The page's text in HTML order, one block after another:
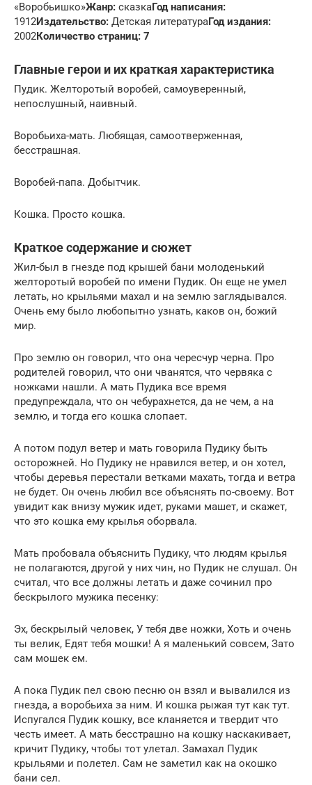
«Воробьишко»Жанр: сказкаГод написания:
1912Издательство: Детская литератураГод издания:
2002Количество страниц: 7
Главные герои и их краткая характеристика
Пудик. Желторотый воробей, самоуверенный,
непослушный, наивный.
Воробьиха-мать. Любящая, самоотверженная,
бесстрашная.
Воробей-папа. Добытчик.
Кошка. Просто кошка.
Краткое содержание и сюжет
Жил-был в гнезде под крышей бани молоденький
желторотый воробей по имени Пудик. Он еще не умел
летать, но крыльями махал и на землю заглядывался.
Очень ему было любопытно узнать, каков он, божий
мир.
Про землю он говорил, что она чересчур черна. Про
родителей говорил, что они чванятся, что червяка с
ножками нашли. А мать Пудика все время
предупреждала, что он чебурахнется, да не чем, а на
землю, и тогда его кошка слопает.
А потом подул ветер и мать говорила Пудику быть
осторожней. Но Пудику не нравился ветер, и он хотел,
чтобы деревья перестали ветками махать, тогда и ветра
не будет. Он очень любил все объяснять по-своему. Вот
увидит как внизу мужик идет, руками машет, и скажет,
что это кошка ему крылья оборвала.
Мать пробовала объяснить Пудику, что людям крылья
не полагаются, другой у них чин, но Пудик не слушал. Он
считал, что все должны летать и даже сочинил про
бескрылого мужика песенку:
Эх, бескрылый человек, У тебя две ножки, Хоть и очень
ты велик, Едят тебя мошки! А я маленький совсем, Зато
сам мошек ем.
А пока Пудик пел свою песню он взял и вывалился из
гнезда, а воробьиха за ним. И кошка рыжая тут как тут.
Испугался Пудик кошку, все кланяется и твердит что
честь имеет. А мать бесстрашно на кошку наскакивает,
кричит Пудику, чтобы тот улетал. Замахал Пудик
крыльями и полетел. Сам не заметил как на окошко
бани сел.